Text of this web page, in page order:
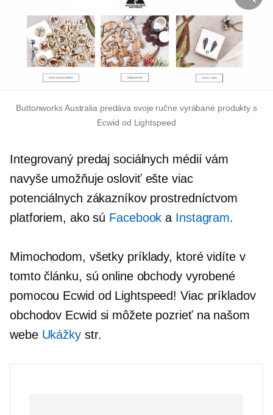
Buttonworks Australia predáva svoje ručne vyrábané produkty s
Ecwid od Lightspeed
Integrovaný predaj sociálnych médií vám
navyše umožňuje osloviť ešte viac
potenciálnych zákazníkov prostredníctvom
platforiem, ako sú Facebook a Instagram.
Mimochodom, všetky príklady, ktoré vidíte v
tomto článku, sú online obchody vyrobené
pomocou Ecwid od Lightspeed! Viac príkladov
obchodov Ecwid si môžete pozrieť na našom
webe Ukážkystr.